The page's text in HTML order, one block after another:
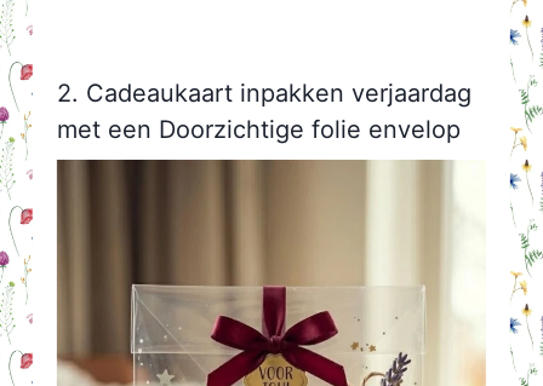
2. Cadeaukaart inpakken verjaardag
met een Doorzichtige folie envelop